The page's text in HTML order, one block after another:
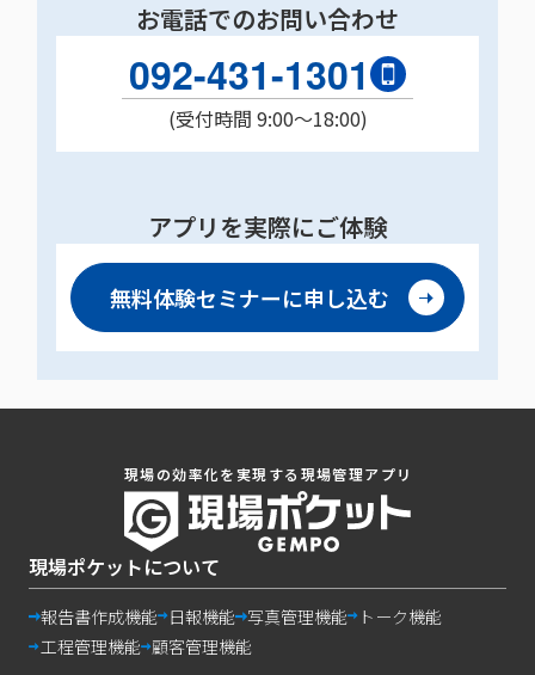
お電話でのお問い合わせ
092-431-1301
(受付時間 9:00〜18:00)
アプリを実際にご体験
無料体験セミナーに申し込む
現場の効率化を実現する現場管理アプリ
現場ポケットについて
報告書作成機能 日報機能 写真管理機能
トーク機能
工程管理機能 顧客管理機能